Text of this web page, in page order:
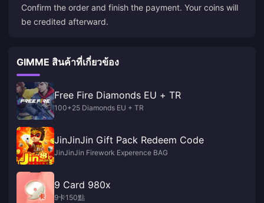
Confirm the order and finish the payment. Your coins will
be credited afterward.
GIMME สินค้าที่เกี่ยวข้อง
Free Fire Diamonds EU + TR
100+25 Diamonds EU + TR
JinJinJin Gift Pack Redeem Code
JinJinJin Firework Experence BAG
9 Card 980x
9卡150點